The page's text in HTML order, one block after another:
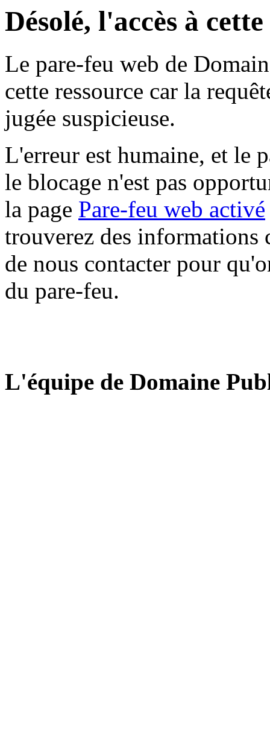
Désolé, l'accès à
Le pare-feu web de
cette ressource car la
jugée suspicieuse.
L'erreur est humaine, et le
le blocage n'est pas
la page Pare-feu web activé
trouverez des informations
de nous contacter pour
du pare-feu.
L'équipe de Domaine